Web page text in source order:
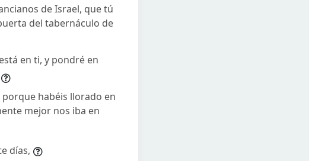
de Israel, que tú
del tabernáculo de
en ti, y pondré en
habéis llorado en
mejor nos iba en
días,